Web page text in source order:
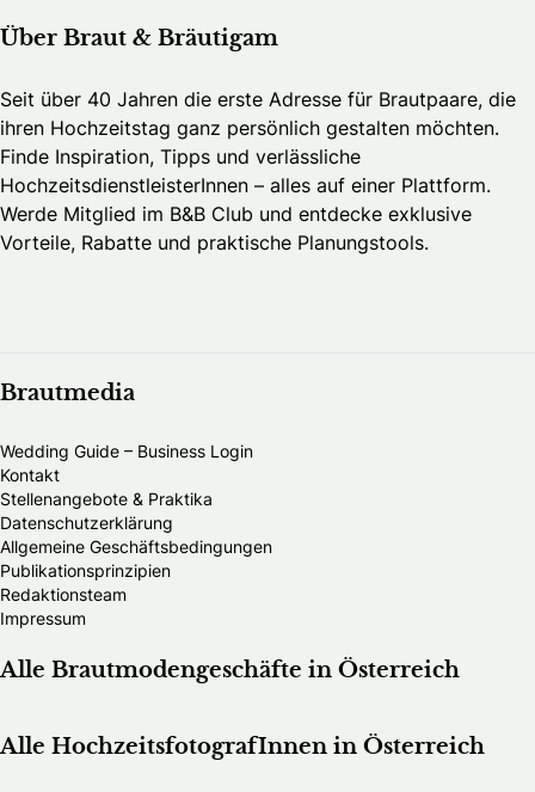
Über Braut & Bräutigam
Seit über 40 Jahren die erste Adresse für Brautpaare, die
ihren Hochzeitstag ganz persönlich gestalten möchten.
Finde Inspiration, Tipps und verlässliche
HochzeitsdienstleisterInnen – alles auf einer Plattform.
Werde Mitglied im B&B Club und entdecke exklusive
Vorteile, Rabatte und praktische Planungstools.
Brautmedia
Wedding Guide – Business Login
Kontakt
Stellenangebote & Praktika
Datenschutzerklärung
Allgemeine Geschäftsbedingungen
Publikationsprinzipien
Redaktionsteam
Impressum
Alle Brautmodengeschäfte in Österreich
Alle HochzeitsfotografInnen in Österreich